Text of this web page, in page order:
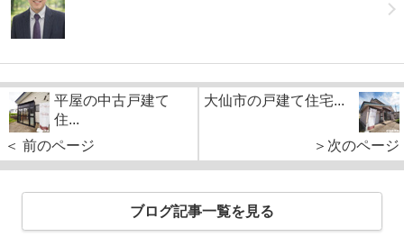
平屋の中古戸建て
住...
＜ 前のページ
大仙市の戸建て住宅...
＞次のページ
ブログ記事一覧を見る